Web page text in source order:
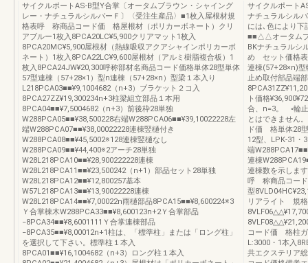
サイクルポートAS-B型Y合掌〔オータムブラウン・シャイング
レー・ナチュラルシルバーＦ〕〈受注生産品〉■1枚入屋根材規
格表呼 称商品コード価 格屋根材（ポリカーボネート）クリ
アブルー1枚入8PCA20LC¥5,900クリアマット1枚入
8PCA20MC¥5,900屋根材（熱線吸収アクアシャインポリカーボ
ネート）1枚入8PCA22LC¥9,600屋根材（アルミ樹脂複合板）1
枚入8PCA24JW¥20,300呼称部材名商品コード価格単体28型単体
57型連棟（57+28×1）型n連棟（57+28×n）型梁１本入り
L218PCA03■■¥9,1004682（n+3）ブラケット２コ入
8PCA27ZZ¥19,300234n+3柱梁組立部品１本用
8PCA04■■¥7,5004682（n+3）前後枠28単独
W288PCA05■■¥38,500228右端W288PCA06■■¥39,10022228左
端W288PCA07■■¥38,00022228連棟竪樋付き
W288PCA08■■¥45,5002※128連棟竪樋なし
W288PCA09■■¥44,400※2アーチ28単独
W28L218PCA10■■¥28,900222228連棟
W28L218PCA11■■¥23,500242（n+1）部品セット28単独
W28L218PCA12■■¥12,800257基本
W57L218PCA13■■¥13,90022228連棟
W28L218PCA14■■¥7,00022n雨樋部品8PCA15■■¥8,600224※3
Ｙ合掌棟木W288PCA33■■¥8,600123n+2Ｙ合掌部品
−8PCA34■■¥8,6001111Ｙ合掌連棟部品
−8PCA35■■¥8,00012n+1柱は、「標準柱」または「ロング柱」
を選択して下さい。標準柱１本入
8PCA01■■¥16,1004682（n+3）ロング柱１本入
サイクルポート
ナチュラルシル
には､色により下
■■△△オータムブ
BKナチュラルシ
め セット価格表
連棟(57+28×n)型
止め取付部品端
ト価格
合、n=3。 ◦輪
とはできません
ド価 格単体28
12型、LPK-31・
端
連棟
連棟数を示しま
呼 称商品コー
型
リアライト 規
コード価 格柱ガ
L:3000・1本入
共エクステリア